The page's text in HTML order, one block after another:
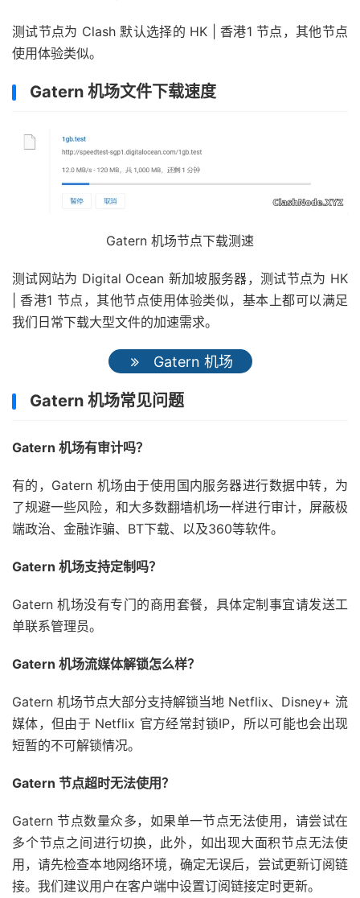
测试节点为 Clash 默认选择的 HK | 香港1 节点，其他节点
使用体验类似。
Gatern 机场文件下载速度
Gatern 机场节点下载测速
测试网站为 Digital Ocean 新加坡服务器，测试节点为 HK
| 香港1 节点，其他节点使用体验类似，基本上都可以满足
我们日常下载大型文件的加速需求。
Gatern 机场
Gatern 机场常见问题
Gatern 机场有审计吗？
有的，Gatern 机场由于使用国内服务器进行数据中转，为
了规避一些风险，和大多数翻墙机场一样进行审计，屏蔽极
端政治、金融诈骗、BT下载、以及360等软件。
Gatern 机场支持定制吗？
Gatern 机场没有专门的商用套餐，具体定制事宜请发送工
单联系管理员。
Gatern 机场流媒体解锁怎么样？
Gatern 机场节点大部分支持解锁当地 Netflix、Disney+ 流
媒体，但由于 Netflix 官方经常封锁IP，所以可能也会出现
短暂的不可解锁情况。
Gatern 节点超时无法使用？
Gatern 节点数量众多，如果单一节点无法使用，请尝试在
多个节点之间进行切换，此外，如出现大面积节点无法使
用，请先检查本地网络环境，确定无误后，尝试更新订阅链
接。我们建议用户在客户端中设置订阅链接定时更新。